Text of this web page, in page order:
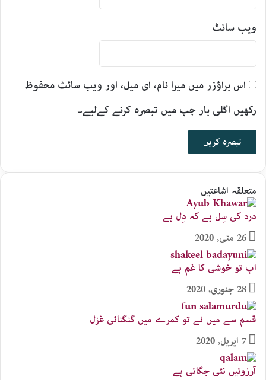
ویب‌ سائٹ
اس براؤزر میں میرا نام، ای میل، اور ویب سائٹ محفوظ
رکھیں اگلی بار جب میں تبصرہ کرنے کےلیے۔
متعلقہ اشاعتیں
درد کی سِل ہے کہ دِل ہے
26 مئی, 2020
اب تو خوشی کا غم ہے
28 جنوری, 2020
قسم سے میں نے تو کمرے میں گنگنائی غزل
7 اپریل, 2020
آرزوئیں نئی جگاتی ہے